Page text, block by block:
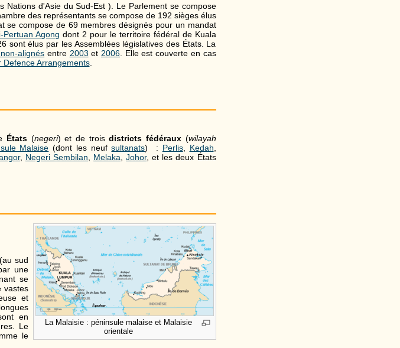
Nations d'Asie du Sud-Est ). Le Parlement se compose
des représentants se compose de 192 sièges élus
se compose de 69 membres désignés pour un mandat
Pertuan Agong dont 2 pour le territoire fédéral de Kuala
sont élus par les Assemblées législatives des États. La
alignés entre 2003 et 2006 . Elle est couverte en cas
Defence Arrangements.
États(negeri) et de troisdistricts fédéraux(wilayah
Malaise (dont les neufsultanats) : Perlis, Kedah
, Negeri Sembilan Melaka ,Johor, et les deux États
La Malaisie : péninsule malaise et Malaisie
orientale
sud
une
se
vastes
et
en
Le
le